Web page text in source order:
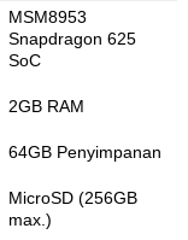
MSM8953
Snapdragon 625
SoC
2GB RAM
64GB Penyimpanan
MicroSD (256GB
max.)